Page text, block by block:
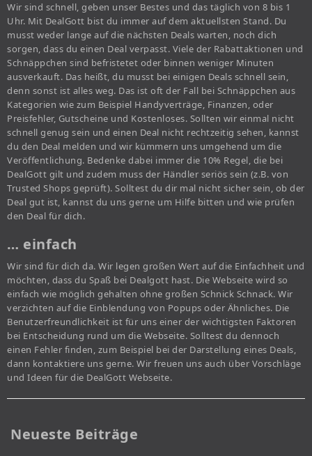
Wir sind schnell, geben unser Bestes und das täglich von 8 bis 1
Uhr. Mit DealGott bist du immer auf dem aktuellsten Stand. Du
musst weder lange auf die nächsten Deals warten, noch dich
sorgen, dass du einen Deal verpasst. Viele der Rabattaktionen und
Schnäppchen sind befristetet oder binnen weniger Minuten
ausverkauft. Das heißt, du musst bei einigen Deals schnell sein,
denn sonst ist alles weg. Das ist oft der Fall bei Schnäppchen aus
Kategorien wie zum Beispiel Handyverträge, Finanzen, oder
Preisfehler, Gutscheine und Kostenloses. Sollten wir einmal nicht
schnell genug sein und einen Deal nicht rechtzeitig sehen, kannst
du den Deal melden und wir kümmern uns umgehend um die
Veröffentlichung. Bedenke dabei immer die 10% Regel, die bei
DealGott gilt und zudem muss der Händler seriös sein (z.B. von
Trusted Shops geprüft). Solltest du dir mal nicht sicher sein, ob der
Deal gut ist, kannst du uns gerne um Hilfe bitten und wie prüfen
den Deal für dich.
… einfach
Wir sind für dich da. Wir legen großen Wert auf die Einfachheit und
möchten, dass du Spaß bei Dealgott hast. Die Webseite wird so
einfach wie möglich gehalten ohne großen Schnick Schnack. Wir
verzichten auf die Einblendung von Popups oder Ähnliches. Die
Benutzerfreundlichkeit ist für uns einer der wichtigsten Faktoren
bei Entscheidung rund um die Webseite. Solltest du dennoch
einen Fehler finden, zum Beispiel bei der Darstellung eines Deals,
dann kontaktiere uns gerne. Wir freuen uns auch über Vorschläge
und Ideen für die DealGott Webseite.
Neueste Beiträge